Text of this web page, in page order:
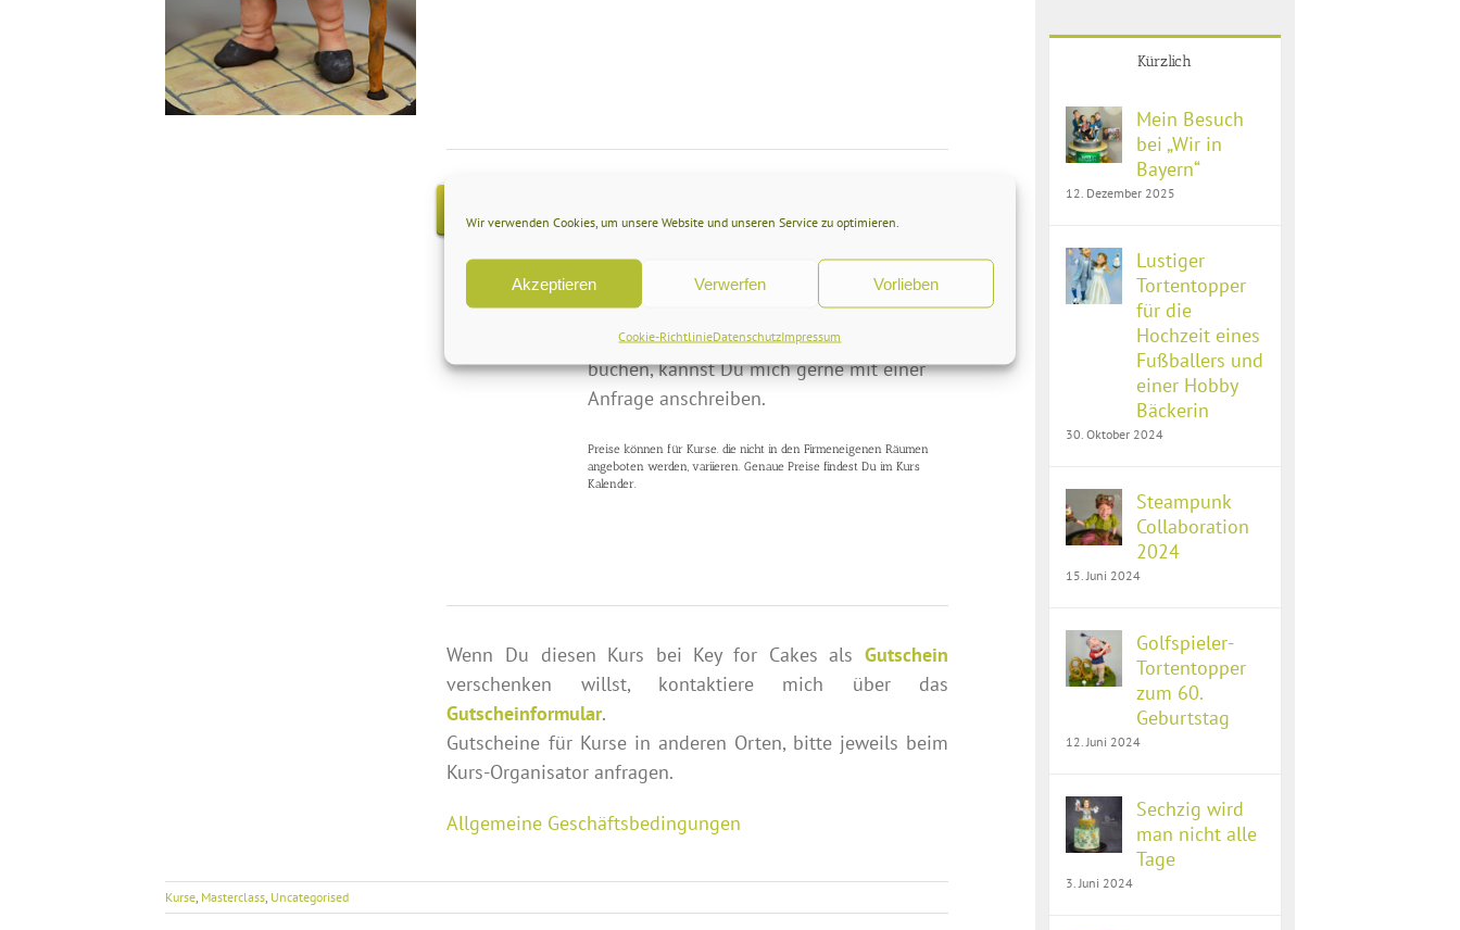
Wir verwenden Cookies, um unsere Website und unseren Service zu optimieren.
Akzeptieren Verwerfen Vorlieben
Cookie-RichtlinieDatenschutzImpressum
KALENDER
Termine. Sollte dieser Kurs momentan
nicht angeboten werden, oder Interesse
bestehen mich als Gastdozentin zu
buchen, kannst Du mich gerne mit einer
Anfrage anschreiben.
Preise können für Kurse. die nicht in den Firmeneigenen Räumen
angeboten werden, variieren. Genaue Preise findest Du im Kurs
Kalender.
Wenn Du diesen Kurs bei Key for Cakes als Gutschein
verschenken willst, kontaktiere mich über das
Gutscheinformular.
Gutscheine für Kurse in anderen Orten, bitte jeweils beim
Kurs-Organisator anfragen.
Allgemeine Geschäftsbedingungen
Kurse, Masterclass, Uncategorised
Kürzlich
Mein Besuch
bei „Wir in
Bayern“
12. Dezember 2025
Lustiger
Tortentopper
für die
Hochzeit eines
Fußballers und
einer Hobby
Bäckerin
30. Oktober 2024
Steampunk
Collaboration
2024
15. Juni 2024
Golfspieler-
Tortentopper
zum 60.
Geburtstag
12. Juni 2024
Sechzig wird
man nicht alle
Tage
3. Juni 2024